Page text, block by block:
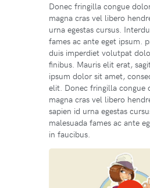
Donec fringilla congue
magna cras vel libero
urna egestas cursus.
fames ac ante eget ipsum.
duis imperdiet volutpat
finibus. Mauris elit erat,
ipsum dolor sit amet,
elit. Donec fringilla congue
magna cras vel libero
sapien id urna egestas
malesuada fames ac ante
in faucibus.